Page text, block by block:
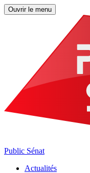
Ouvrir le menu
Public Sénat
Actualités